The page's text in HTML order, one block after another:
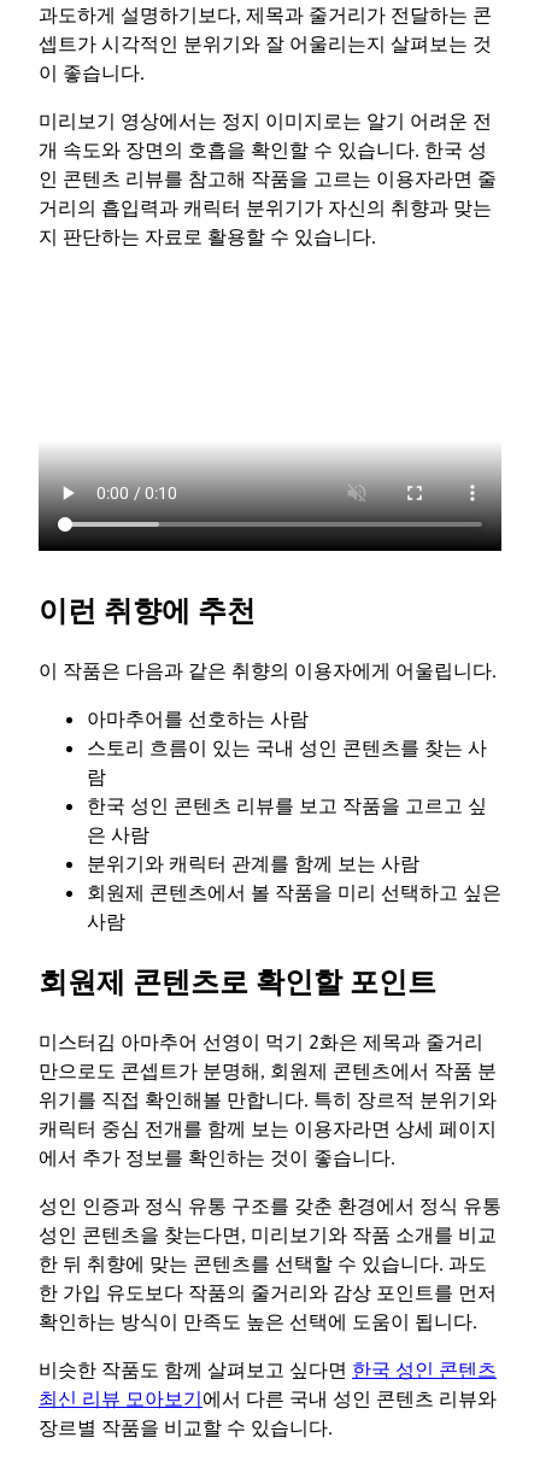
과도하게 설명하기보다, 제목과 줄거리가 전달하는 콘
셉트가 시각적인 분위기와 잘 어울리는지 살펴보는 것
이 좋습니다.
미리보기 영상에서는 정지 이미지로는 알기 어려운 전
개 속도와 장면의 호흡을 확인할 수 있습니다. 한국 성
인 콘텐츠 리뷰를 참고해 작품을 고르는 이용자라면 줄
거리의 흡입력과 캐릭터 분위기가 자신의 취향과 맞는
지 판단하는 자료로 활용할 수 있습니다.
이런 취향에 추천
이 작품은 다음과 같은 취향의 이용자에게 어울립니다.
아마추어를 선호하는 사람
스토리 흐름이 있는 국내 성인 콘텐츠를 찾는 사
람
한국 성인 콘텐츠 리뷰를 보고 작품을 고르고 싶
은 사람
분위기와 캐릭터 관계를 함께 보는 사람
회원제 콘텐츠에서 볼 작품을 미리 선택하고 싶은
사람
회원제 콘텐츠로 확인할 포인트
미스터김 아마추어 선영이 먹기 2화은 제목과 줄거리
만으로도 콘셉트가 분명해, 회원제 콘텐츠에서 작품 분
위기를 직접 확인해볼 만합니다. 특히 장르적 분위기와
캐릭터 중심 전개를 함께 보는 이용자라면 상세 페이지
에서 추가 정보를 확인하는 것이 좋습니다.
성인 인증과 정식 유통 구조를 갖춘 환경에서 정식 유통
성인 콘텐츠을 찾는다면, 미리보기와 작품 소개를 비교
한 뒤 취향에 맞는 콘텐츠를 선택할 수 있습니다. 과도
한 가입 유도보다 작품의 줄거리와 감상 포인트를 먼저
확인하는 방식이 만족도 높은 선택에 도움이 됩니다.
비슷한 작품도 함께 살펴보고 싶다면 한국 성인 콘텐츠
최신 리뷰 모아보기에서 다른 국내 성인 콘텐츠 리뷰와
장르별 작품을 비교할 수 있습니다.